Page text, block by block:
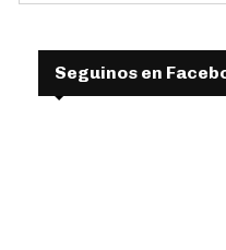
Seguinos en